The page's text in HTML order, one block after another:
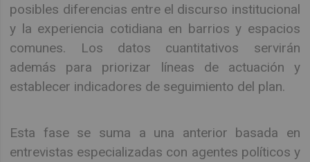
posibles diferencias entre el discurso institucional
y la experiencia cotidiana en barrios y espacios
comunes. Los datos cuantitativos servirán
además para priorizar líneas de actuación y
establecer indicadores de seguimiento del plan.
Esta fase se suma a una anterior basada en
entrevistas especializadas con agentes políticos y